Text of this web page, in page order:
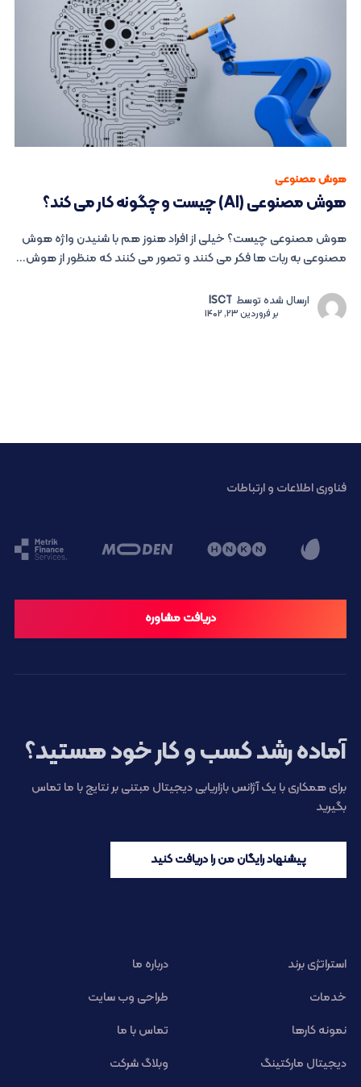
هوش مصنوعی
هوش مصنوعی (AI) چیست و چگونه کار می کند؟
هوش مصنوعی چیست؟ خیلی از افراد هنوز هم با شنیدن واژه هوش
مصنوعی به ربات ها فکر می کنند و تصور می کنند که منظور از هوش...
ارسال شده توسط ISCT
برفروردین 23, 1402
فناوری اطلاعات و ارتباطات
دریافت مشاوره
آماده رشد کسب و کار خود هستید؟
برای همکاری با یک آژانس بازاریابی دیجیتال مبتنی بر نتایج با ما تماس
بگیرید
پیشنهاد رایگان من را دریافت کنید
استراتژی برند
درباره ما
خدمات
طراحی وب سایت
نمونه کارها
تماس با ما
دیجیتال مارکتینگ
وبلاگ شرکت